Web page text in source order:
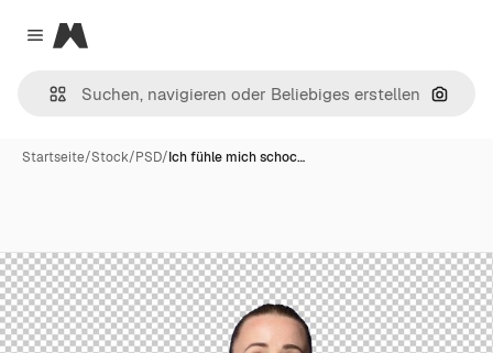
Close menu
Magnific
Nach
Startseite/Stock/PSD/Ich fühle mich schoc…